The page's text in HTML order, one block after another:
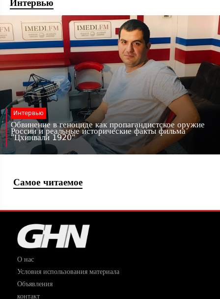
Интервью
Интервью
Обвинение в геноциде как пропагандистское оружие
России и реальные исторические факты фильма
"Цхинвали 1920"
Самое читаемое
О нас
Условия использования материала
Объявления
контакт